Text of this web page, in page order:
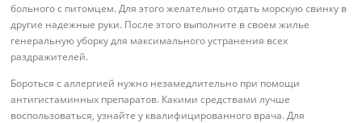
больного с питомцем. Для этого желательно отдать морскую свинку в
другие надежные руки. После этого выполните в своем жилье
генеральную уборку для максимального устранения всех
раздражителей.
Бороться с аллергией нужно незамедлительно при помощи
антигистаминных препаратов. Какими средствами лучше
воспользоваться, узнайте у квалифицированного врача. Для